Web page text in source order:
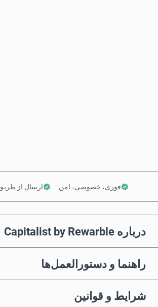
فوری، خصوصی، امن ارسال از
درباره Capitalist by Rewarble
راهنما و دستورالعمل‌ها
شرایط و قوانین